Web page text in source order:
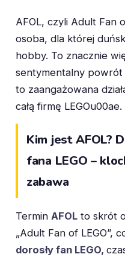
AFOL, czyli Adult Fan
osoba, dla której
hobby. To znacznie
sentymentalny powrót
to zaangażowana
całą firmę LEGOu00ae.
Kim jest AFOL?
fana LEGO –
zabawa
Termin AFOL to skrót
„Adult Fan of LEGO”,
dorosły fan LEGO,